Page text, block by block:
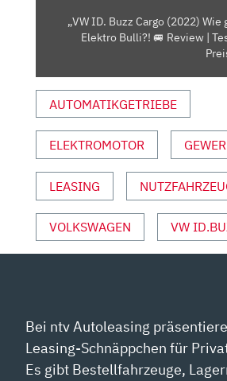
🚐
REVIEW
|
TEST
REICHWEITE
|
PREIS“
VON
„VW ID. Buzz Cargo (2022) Wie
Elektro Bulli?! 🚐 Review |
AUTOMATIKGETRIEBE
ELEKTROMOTOR
LEASING
VOLKSWAGEN VW
Bei ntv Autoleasing
Leasing-Schnäppchen für
Es gibt Bestellfahrzeuge,